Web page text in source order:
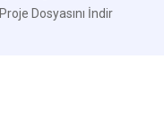
Proje Dosyasını İndir